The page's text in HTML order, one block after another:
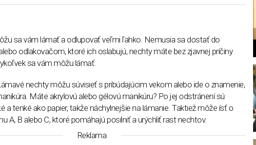
sa vám lámať a odlupovať veľmi ľahko. Nemusia sa dostať do
odlakovačom, ktoré ich oslabujú, nechty máte bez zjavnej príčiny
sa vám môžu lámať.
nechty môžu súvisieť s pribúdajúcim vekom alebo ide o znamenie,
Máte akrylovú alebo gélovú manikúru? Po jej odstránení sú
a tenké ako papier, takže náchylnejšie na lámanie. Taktiež môže ísť o
A, B alebo C, ktoré pomáhajú posilniť a urýchliť rast nechtov.
Reklama
s
s
l
e